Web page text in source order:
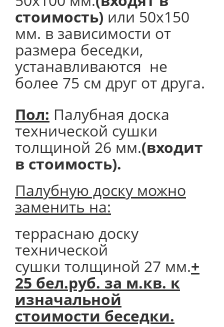
стоимость) или 50х150
мм. в зависимости от
размера беседки,
устанавливаются не
более 75 см друг от друга.
Пол: Палубная доска
технической сушки
толщиной 26 мм.(входит
в стоимость).
Палубную доску можно
заменить на:
терраснаю доску
технической
сушки толщиной 27 мм.+
25 бел.руб. за м.кв. к
изначальной
стоимости беседки.